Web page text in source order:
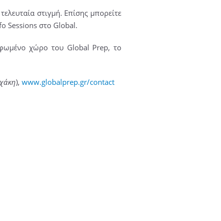
στιγμή. Επίσης μπορείτε
Sessions στο Global.
χώρο του Global Prep, το
), www.globalprep.gr/contact